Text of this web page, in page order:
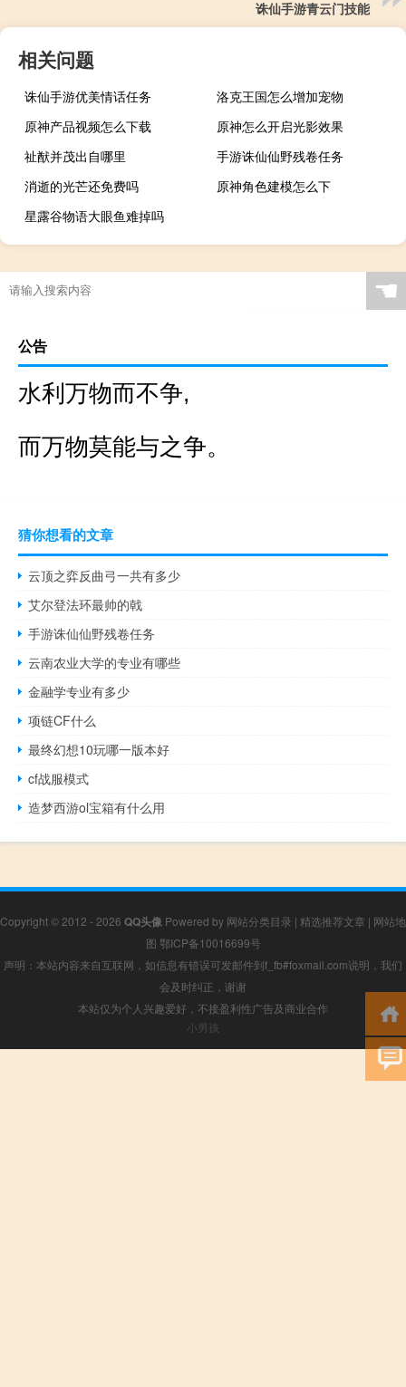
诛仙手游青云门技能
相关问题
诛仙手游优美情话任务
洛克王国怎么增加宠物
原神产品视频怎么下载
原神怎么开启光影效果
祉猷并茂出自哪里
手游诛仙仙野残卷任务
消逝的光芒还免费吗
原神角色建模怎么下
星露谷物语大眼鱼难掉吗
☚
公告
水利万物而不争,
而万物莫能与之争。
猜你想看的文章
云顶之弈反曲弓一共有多少
艾尔登法环最帅的戟
手游诛仙仙野残卷任务
云南农业大学的专业有哪些
金融学专业有多少
项链CF什么
最终幻想10玩哪一版本好
cf战服模式
造梦西游ol宝箱有什么用
Copyright © 2012 - 2026 QQ头像 Powered by 网站分类目录 | 精选推荐文章 | 网站地
图 鄂ICP备10016699号
声明：本站内容来自互联网，如信息有错误可发邮件到f_fb#foxmail.com说明，我们
会及时纠正，谢谢
本站仅为个人兴趣爱好，不接盈利性广告及商业合作
小男孩